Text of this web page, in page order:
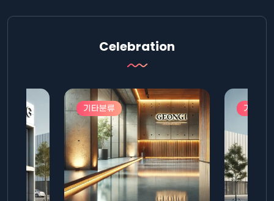
Celebration
기타분류 기타분